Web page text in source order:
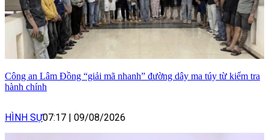
Công an Lâm Đồng “giải mã nhanh” đường dây ma túy từ kiểm tra
hành chính
HÌNH SỰ07:17 09/08/2026